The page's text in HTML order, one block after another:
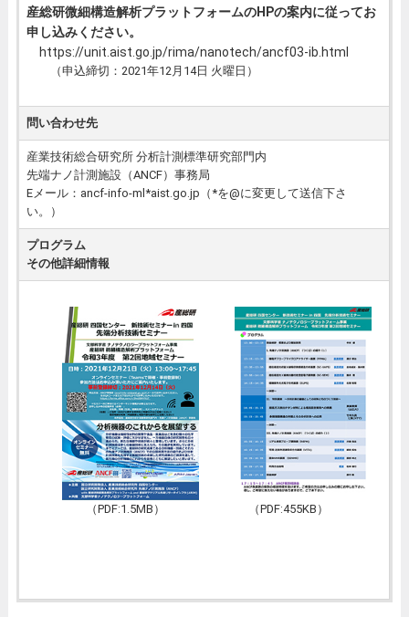
産総研微細構造解析プラットフォームのHPの案内に従ってお
申し込みください。
https://unit.aist.go.jp/rima/nanotech/ancf03-ib.html
（申込締切：2021年12月14日 火曜日）
問い合わせ先
産業技術総合研究所 分析計測標準研究部門内
先端ナノ計測施設（ANCF）事務局
Eメール：ancf-info-ml*aist.go.jp（*を@に変更して送信下さ
い。）
プログラム
その他詳細情報
（PDF:1.5MB） （PDF:455KB）